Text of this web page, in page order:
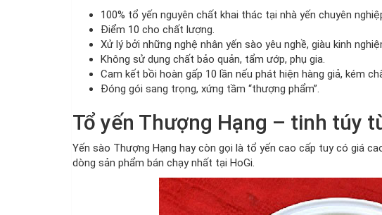
100% tổ yến nguyên chất khai thác tại nhà yến chuyên
Điểm 10 cho chất lượng.
Xử lý bởi những nghệ nhân yến sào yêu nghề, giàu kinh
Không sử dụng chất bảo quản, tẩm ướp, phụ gia.
Cam kết bồi hoàn gấp 10 lần nếu phát hiện hàng giả, kém
Đóng gói sang trọng, xứng tầm “thượng phẩm”.
Tổ yến Thượng Hạng – tinh túy
Yến sào Thượng Hạng hay còn gọi là tổ yến cao cấp tuy có giá
dòng sản phẩm bán chạy nhất tại HoGi.